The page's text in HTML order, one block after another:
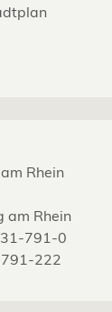
Rhein
am Rhein
791-0
222